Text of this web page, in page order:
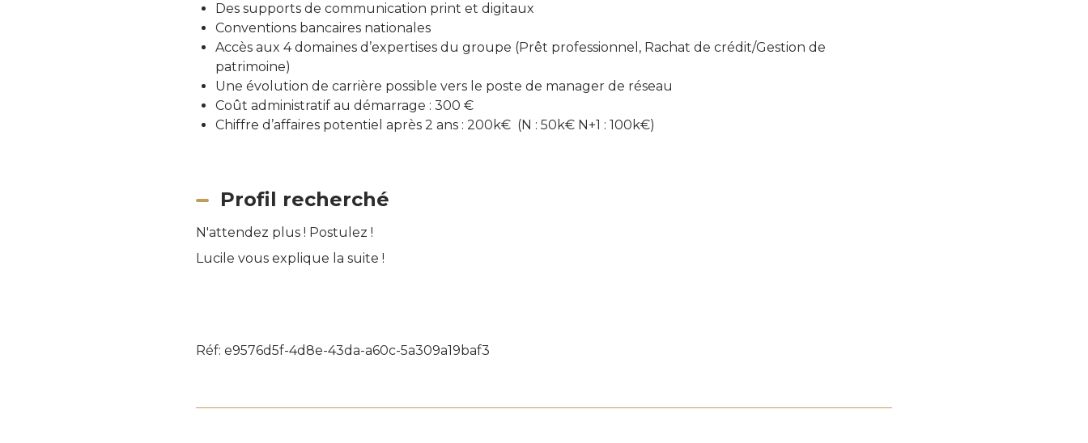
Des supports de communication print et digitaux
Conventions bancaires nationales
Accès aux 4 domaines d’expertises du groupe (Prêt professionnel, Rachat de crédit/Gestion de
patrimoine)
Une évolution de carrière possible vers le poste de manager de réseau
Coût administratif au démarrage : 300 €
Chiffre d’affaires potentiel après 2 ans : 200k€ (N : 50k€ N+1 : 100k€)
Profil recherché
N'attendez plus ! Postulez !
Lucile vous explique la suite !
Réf: e9576d5f-4d8e-43da-a60c-5a309a19baf3